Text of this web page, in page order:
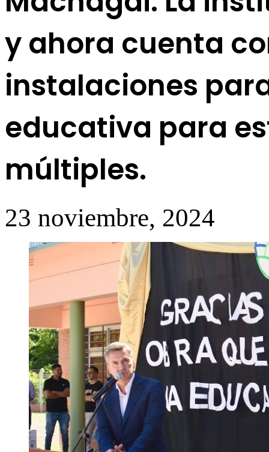
y ahora cuenta
instalaciones
educativa para
múltiples.
23 noviembre, 2024